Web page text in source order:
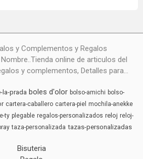
y Complementos y Regalos
online de articulos del
y complementos, Detalles para...
la-prada boles d'olor bolso-amichi bolso-
cartera-caballero cartera-piel mochila-anekke
ty plegable regalos-personalizados reloj reloj-
taza-personalizada tazas-personalizadas
Bisuteria